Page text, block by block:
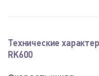
Технические
RK600